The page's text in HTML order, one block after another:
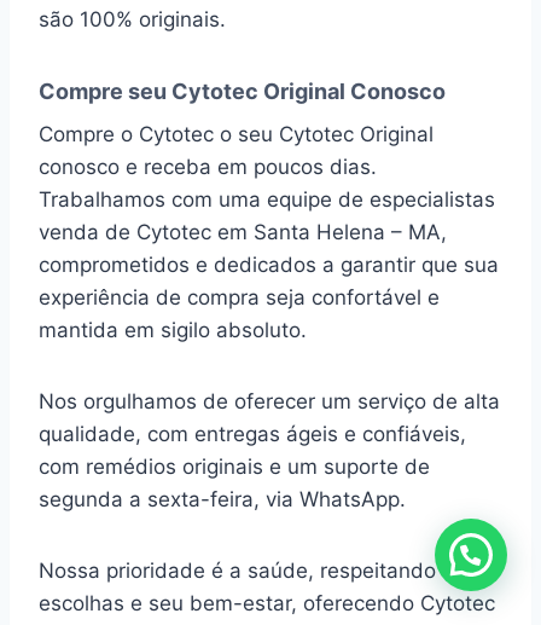
são 100% originais.
Compre seu Cytotec Original Conosco
Compre o Cytotec o seu Cytotec Original
conosco e receba em poucos dias.
Trabalhamos com uma equipe de especialistas
venda de Cytotec em Santa Helena – MA,
comprometidos e dedicados a garantir que sua
experiência de compra seja confortável e
mantida em sigilo absoluto.
Nos orgulhamos de oferecer um serviço de alta
qualidade, com entregas ágeis e confiáveis,
com remédios originais e um suporte de
segunda a sexta-feira, via WhatsApp.
Nossa prioridade é a saúde, respeitando suas
escolhas e seu bem-estar, oferecendo Cytotec